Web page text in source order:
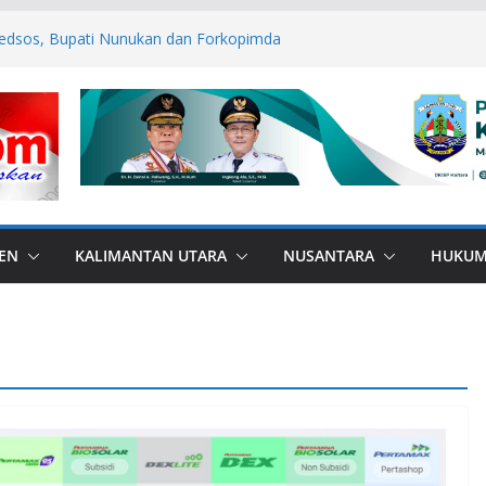
Bupati Nunukan dan Forkopimda
Bullying
ASN Tetap Dibayarkan
RI, Bendera Merah Putih 81 Meter
RI–Malaysia Pulau Sebatik
Kodim 1506/Namlea Bersama Yonif
Ilath
KALIMANTAN UTARA NUSANTARA